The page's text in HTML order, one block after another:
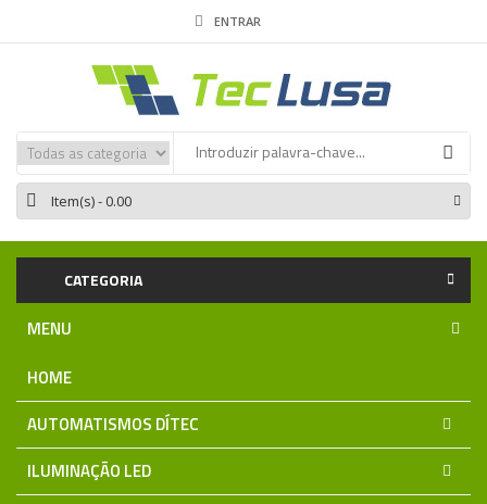
ENTRAR
Item(s)- 0.00
CATEGORIA
MENU
HOME
AUTOMATISMOS DÍTEC
ILUMINAÇÃO LED